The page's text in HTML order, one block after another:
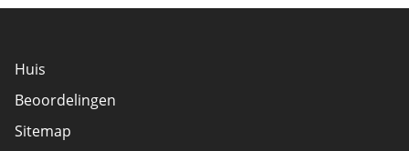
Huis
Beoordelingen
Sitemap